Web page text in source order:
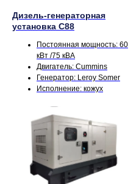
Дизель-генераторная
установка С88
Постоянная мощность: 60
кВт /75 кВА
Двигатель: Cummins
Генератор: Leroy Somer
Исполнение: кожух